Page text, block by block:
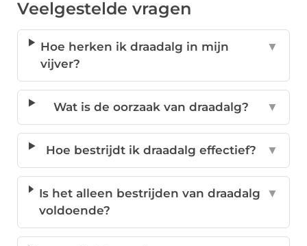
Veelgestelde vragen
Hoe herken ik draadalg in mijn
vijver?
▼
Wat is de oorzaak van draadalg? ▼
Hoe bestrijdt ik draadalg effectief? ▼
Is het alleen bestrijden van draadalg
voldoende?
▼